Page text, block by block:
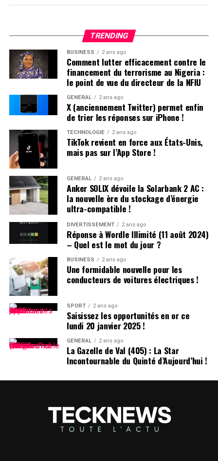
impliquant trois hommes. L’un des participants, avec
des marques visibles sur son manteau, a déclaré avoir
été attaqué au couteau par les deux autres. Ces derniers
ont rejeté les accusations lors de leur interrogatoire.
Déjà sous le coup d’une obligation de quitter le
accompagnée d’une assignation à résidence. La victime
n’a pas porté plainte et était introuvable à son domicile.
Affrontements et Tentative de Vol :
Comparution au Tribunal en Avril
Un autre incident s’est produit à Villeneuve-sur-Lot où
plusieurs individus se sont battus après avoir reçu des
menaces liées à un vol automobile avorté. Le parquet a
décidé de poursuivre trois passagers en leur proposant
une comparution sur reconnaissance préalable de
culpabilité (CRPC). Ils devront se présenter devant le
tribunal local fin avril.
TRENDING
BUSINESS 2 ans ago
Comment lutter efficacement contre le
financement du terrorisme au Nigeria :
le point de vue du directeur de la NFIU
GÉNÉRAL 2 ans ago
X (anciennement Twitter) permet enfin
de trier les réponses sur iPhone !
TECHNOLOGIE 2 ans ago
TikTok revient en force aux États-Unis,
mais pas sur l’App Store !
GÉNÉRAL 2 ans ago
Anker SOLIX dévoile la Solarbank 2 AC :
la nouvelle ère du stockage d’énergie
ultra-compatible !
DIVERTISSEMENT 2 ans ago
Réponse à Wordle Illimité (11 août 2024)
– Quel est le mot du jour ?
BUSINESS 2 ans ago
Une formidable nouvelle pour les
conducteurs de voitures électriques !
SPORT 2 ans ago
Saisissez les opportunités en or ce
lundi 20 janvier 2025 !
GÉNÉRAL 2 ans ago
La Gazelle de Val (405) : La Star
Incontournable du Quinté d’Aujourd’hui !